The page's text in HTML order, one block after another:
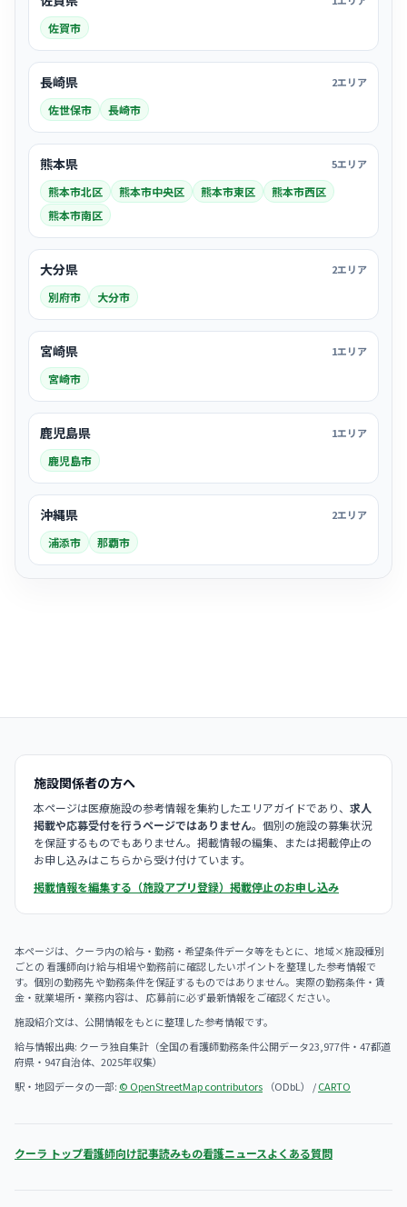
佐賀市
長崎県 2エリア
佐世保市 長崎市
熊本県 5エリア
熊本市北区 熊本市中央区 熊本市東区
熊本市西区
熊本市南区
大分県 2エリア
別府市 大分市
宮崎県 1エリア
宮崎市
鹿児島県 1エリア
鹿児島市
沖縄県 2エリア
浦添市 那覇市
施設関係者の方へ
本ページは医療施設の参考情報を集約したエリアガイドであり、 求人
掲載や応募受付を行うページではありません。個別の施設の募集状況
を保証するものでもありません。掲載情報の編集、または掲載停止の
お申し込みはこちらから受け付けています。
掲載情報を編集する（施設アプリ登録） 掲載停止のお申し込み
本ページは、クーラ内の給与・勤務・希望条件データ等をもとに、地域×施設種別
ごとの 看護師向け給与相場や勤務前に確認したいポイントを整理した参考情報で
す。個別の勤務先 や勤務条件を保証するものではありません。実際の勤務条件・賃
金・就業場所・業務内容は、 応募前に必ず最新情報をご確認ください。
施設紹介文は、公開情報をもとに整理した参考情報です。
給与情報出典: クーラ独自集計（全国の看護師勤務条件公開データ23,977件・47都道
府県・947自治体、2025年収集）
駅・地図データの一部: © OpenStreetMap contributors （ODbL） /CARTO
クーラ トップ看護師向け記事読みもの看護ニュースよくある質問